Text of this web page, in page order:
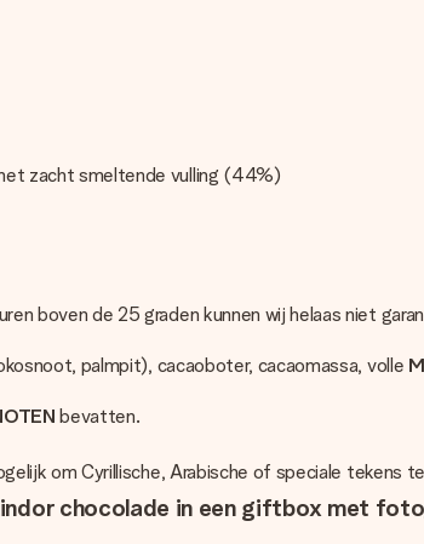
zacht smeltende vulling (44%)
boven de 25 graden kunnen wij helaas niet
palmpit), cacaoboter, cacaomassa, volle
bevatten.
om Cyrillische, Arabische of speciale tekens
chocolade in een giftbox met